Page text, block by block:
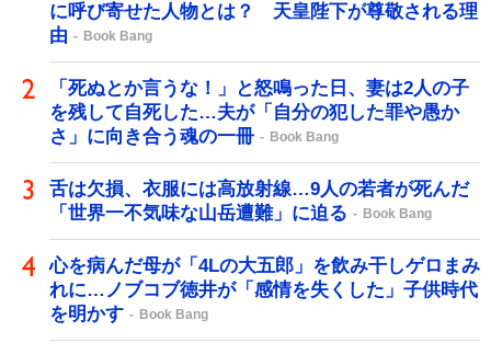
に呼び寄せた人物とは？ 天皇陛下が尊敬される理
由
Book Bang
「死ぬとか言うな！」と怒鳴った日、妻は2人の子
を残して自死した…夫が「自分の犯した罪や愚か
さ」に向き合う魂の一冊
Book Bang
舌は欠損、衣服には高放射線…9人の若者が死んだ
「世界一不気味な山岳遭難」に迫る
Book Bang
心を病んだ母が「4Lの大五郎」を飲み干しゲロまみ
れに…ノブコブ徳井が「感情を失くした」子供時代
を明かす
Book Bang